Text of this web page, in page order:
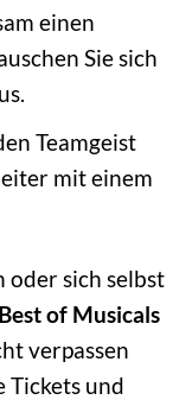
einen
Sie sich
Teamgeist
mit einem
oder sich selbst
Best of Musicals
verpassen
Tickets und